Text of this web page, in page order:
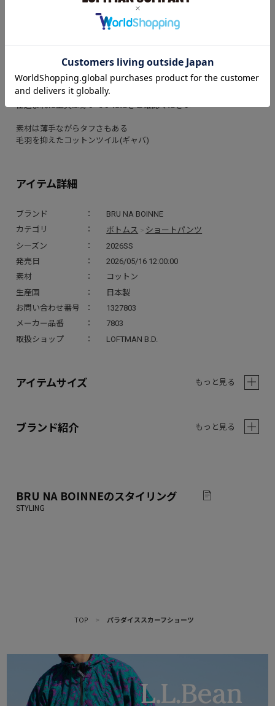
アイテム詳細
ブランド
BRU NA BOINNE
カテゴリ
ボトムス > ショートパンツ
シーズン
2026SS
発売日
2026/05/16 12:00:00
素材
コットン
生産国
日本製
お問い合わせ番号
1327803
メーカー品番
7803
取扱ショップ
LOFTMAN B.D.
カラーリングで雰囲気を変え演出した3色展開
パラダイススカーフシリーズ
ショートパンツスタイルのボトムスも登場!!
ゆとりは持たせながら
スキッとしたフォルム
仕込まれた工夫は穿いていただきご確認ください
素材は薄手ながらタフさもある
毛羽を抑えたコットンツイル(ギャバ)
アイテムサイズ もっと見る
ブランド紹介 もっと見る
BRU NA BOINNEのスタイリング
TOP > パラダイススカーフショーツ